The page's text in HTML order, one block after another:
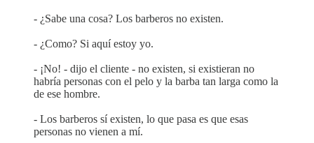
- ¿Sabe una cosa? Los barberos no existen.
- ¿Como? Si aquí estoy yo.
- ¡No! - dijo el cliente - no existen, si existieran no
habría personas con el pelo y la barba tan larga como la
de ese hombre.
- Los barberos sí existen, lo que pasa es que esas
personas no vienen a mí.